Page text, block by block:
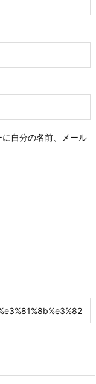
自分の名前、メール